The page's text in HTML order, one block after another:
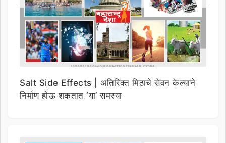
Salt Side Effects | अतिरिक्त मिठाचे सेवन केल्याने
निर्माण होऊ शकतात ‘या’ समस्या